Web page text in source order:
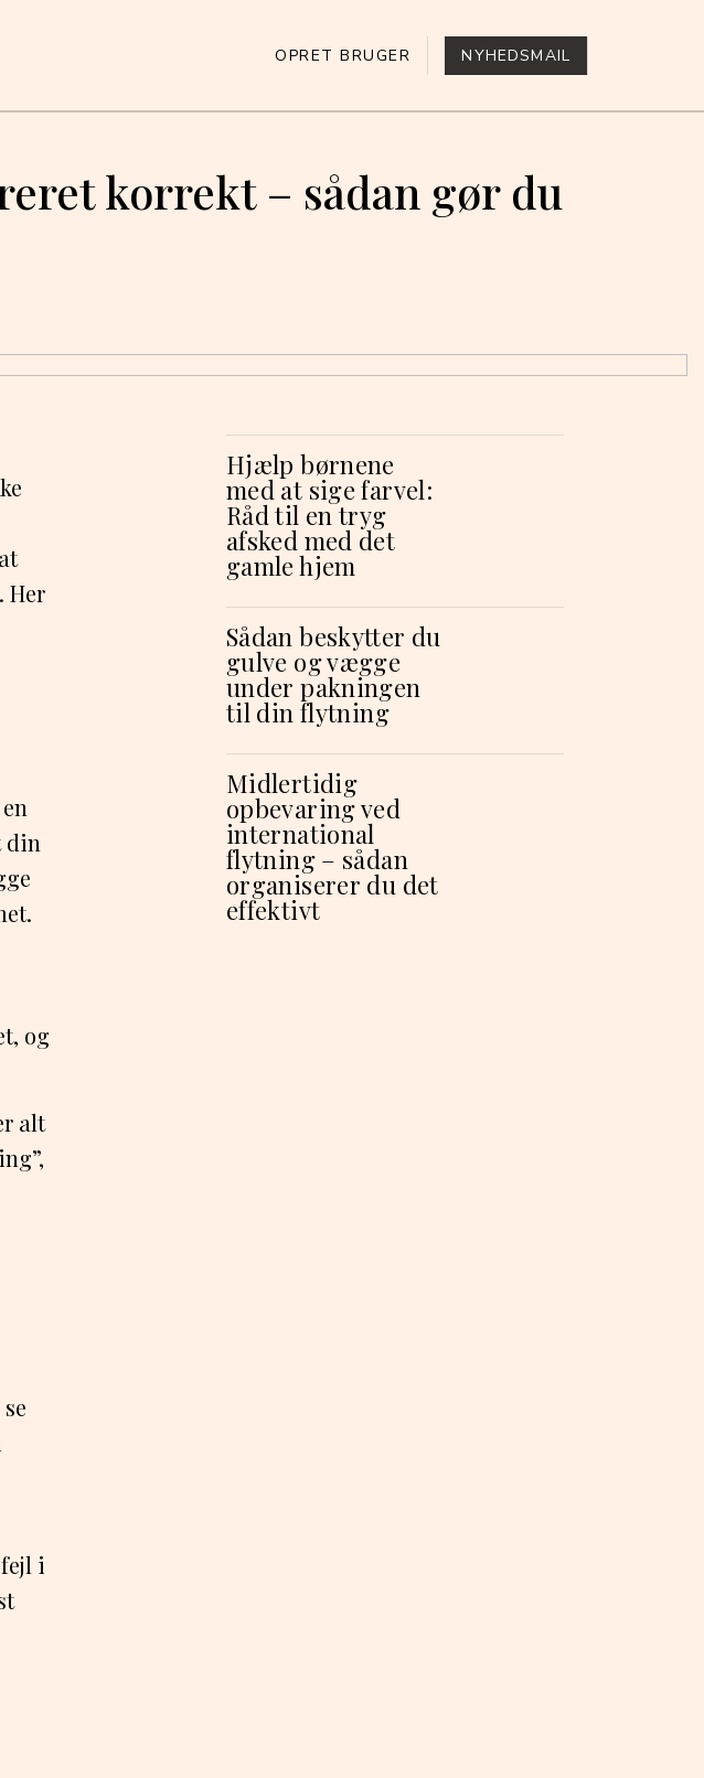
OPRET BRUGER NYHEDSMAIL
korrekt – sådan gør du
Her
din
og
alt
i
Hjælp børnene
med at sige farvel:
Råd til en tryg
afsked med det
gamle hjem
Sådan beskytter du
gulve og vægge
under pakningen
til din flytning
Midlertidig
opbevaring ved
international
flytning – sådan
organiserer du det
effektivt